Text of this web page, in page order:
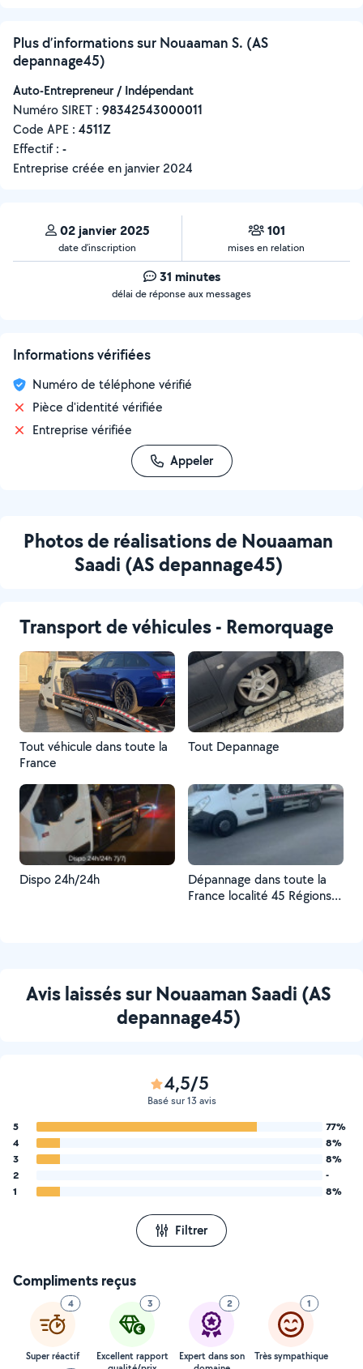
Plus d’informations sur Nouaaman S. (AS
depannage45)
Auto-Entrepreneur / Indépendant
Numéro SIRET : ‍98342543000011
Code APE : 4511Z
Effectif : -
Entreprise créée en janvier 2024
02 janvier 2025
date d’inscription
101
mises en relation
31 minutes
délai de réponse aux messages
Informations vérifiées
Numéro de téléphone vérifié
Pièce d'identité vérifiée
Entreprise vérifiée
Appeler
Photos de réalisations de Nouaaman
Saadi (AS depannage45)
Transport de véhicules - Remorquage
Tout véhicule dans toute la
France
Tout Depannage
Dispo 24h/24h
Dépannage dans toute la
France localité 45 Régions
Avis laissés sur Nouaaman Saadi (AS
depannage45)
4,5/5
Basé sur 13 avis
5
77%
4
8%
3
8%
2
-
1
8%
Filtrer
Compliments reçus
4
Super réactif
3
Excellent rapport
2
Expert dans son
1
Très sympathique